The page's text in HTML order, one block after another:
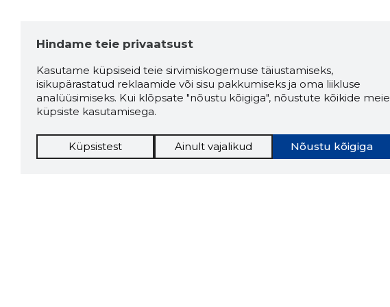
Hindame teie privaatsust
Kasutame küpsiseid teie sirvimiskogemuse täiustamiseks,
isikupärastatud reklaamide või sisu pakkumiseks ja oma liikluse
analüüsimiseks. Kui klõpsate "nõustu kõigiga", nõustute kõikide meie
küpsiste kasutamisega.
Nõustu kõigiga
Küpsistest Ainult vajalikud